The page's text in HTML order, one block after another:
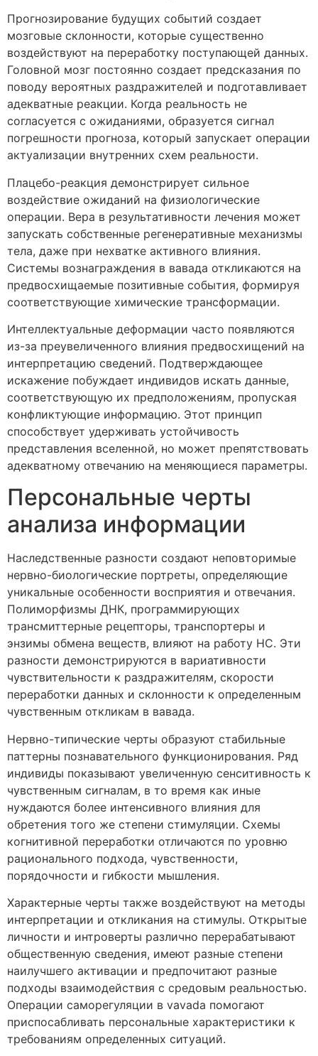
Прогнозирование будущих событий создает
мозговые склонности, которые существенно
воздействуют на переработку поступающей данных.
Головной мозг постоянно создает предсказания по
поводу вероятных раздражителей и подготавливает
адекватные реакции. Когда реальность не
согласуется с ожиданиями, образуется сигнал
погрешности прогноза, который запускает операции
актуализации внутренних схем реальности.
Плацебо-реакция демонстрирует сильное
воздействие ожиданий на физиологические
операции. Вера в результативности лечения может
запускать собственные регенеративные механизмы
тела, даже при нехватке активного влияния.
Системы вознаграждения в вавада откликаются на
предвосхищаемые позитивные события, формируя
соответствующие химические трансформации.
Интеллектуальные деформации часто появляются
из-за преувеличенного влияния предвосхищений на
интерпретацию сведений. Подтверждающее
искажение побуждает индивидов искать данные,
соответствующую их предположениям, пропуская
конфликтующие информацию. Этот принцип
способствует удерживать устойчивость
представления вселенной, но может препятствовать
адекватному отвечанию на меняющиеся параметры.
Персональные черты
анализа информации
Наследственные разности создают неповторимые
нервно-биологические портреты, определяющие
уникальные особенности восприятия и отвечания.
Полиморфизмы ДНК, программирующих
трансмиттерные рецепторы, транспортеры и
энзимы обмена веществ, влияют на работу НС. Эти
разности демонстрируются в вариативности
чувствительности к раздражителям, скорости
переработки данных и склонности к определенным
чувственным откликам в вавада.
Нервно-типические черты образуют стабильные
паттерны познавательного функционирования. Ряд
индивиды показывают увеличенную сенситивность к
чувственным сигналам, в то время как иные
нуждаются более интенсивного влияния для
обретения того же степени стимуляции. Схемы
когнитивной переработки отличаются по уровню
рационального подхода, чувственности,
порядочности и гибкости мышления.
Характерные черты также воздействуют на методы
интерпретации и откликания на стимулы. Открытые
личности и интроверты различно перерабатывают
общественную сведения, имеют разные степени
наилучшего активации и предпочитают разные
подходы взаимодействия с средовым реальностью.
Операции саморегуляции в vavada помогают
приспосабливать персональные характеристики к
требованиям определенных ситуаций.